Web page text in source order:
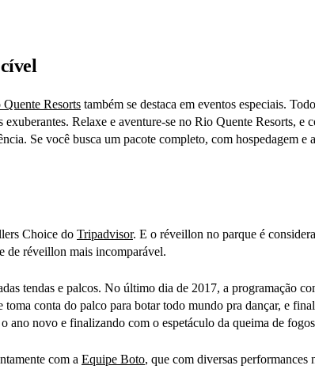
Quente Resorts também se destaca em eventos especiais.
Relaxe e aventure-se no Rio Quente Resorts,
Se você busca um pacote completo, com hospedagem e
Choice do Tripadvisor. E o réveillon no parque é
de réveillon mais incomparável.
tendas e palcos. No último dia de 2017, a programação
conta do palco para botar todo mundo pra dançar, e
ano novo e finalizando com o espetáculo da queima de
com a Equipe Boto, que com diversas performances